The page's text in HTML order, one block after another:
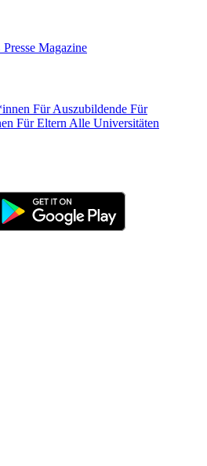
Presse Magazine
Für Auszubildende Für
Für Eltern Alle Universitäten